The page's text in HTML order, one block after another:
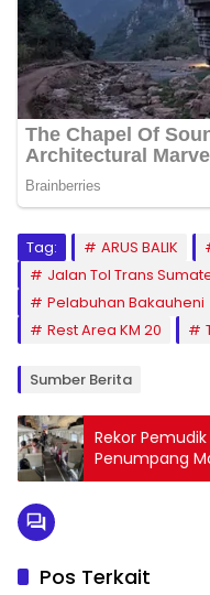
Tag: ARUS BALIK
Jalan Tol Trans
Pelabuhan Bakauheni
Rest Area KM 20
Sumber Berita
Rekor
Penumpang
Puncak Arus
Pos Terkait